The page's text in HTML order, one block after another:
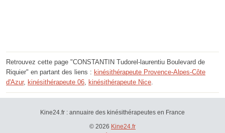
Retrouvez cette page "CONSTANTIN Tudorel-laurentiu Boulevard de
Riquier" en partant des liens : kinésithérapeute Provence-Alpes-Côte
d'Azur, kinésithérapeute 06, kinésithérapeute Nice.
Kine24.fr : annuaire des kinésithérapeutes en France
© 2026 Kine24.fr